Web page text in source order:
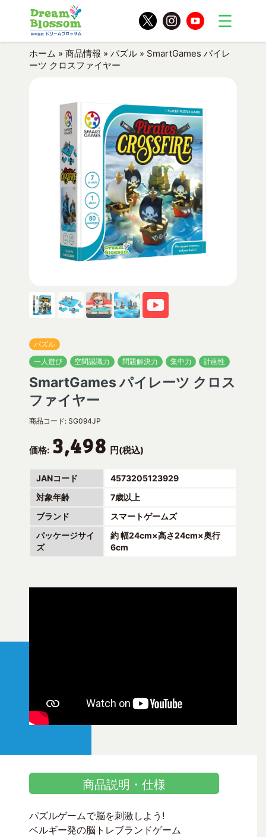
ホーム » 商品情報 » パズル » SmartGames パイレ
ーツ クロスファイヤー
パズル
一人遊び
空間認識力 問題解決力 集中力 計画性
SmartGames パイレーツ クロス
ファイヤー
商品コード: SG094JP
価格: 3,498 円(税込)
JANコード
4573205123929
対象年齢
7歳以上
ブランド
スマートゲームズ
パッケージサイ
ズ
約 幅24cm×高さ24cm×奥行
6cm
商品説明・仕様
パズルゲームで脳を刺激しよう!
ベルギー発の脳トレブランドゲーム